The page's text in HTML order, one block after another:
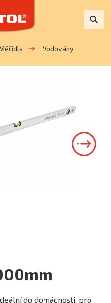
Vodováhy
do domácnosti, pro